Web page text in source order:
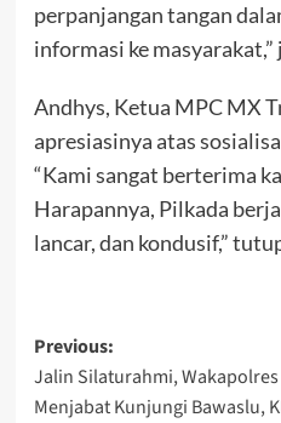
perpanjangan tangan
informasi ke masyarakat,”
Andhys, Ketua MPC MX
apresiasinya atas
“Kami sangat berterima
Harapannya, Pilkada
lancar, dan kondusif,”
Post
navigation
Previous:
Jalin Silaturahmi,
Menjabat Kunjungi Bawaslu,